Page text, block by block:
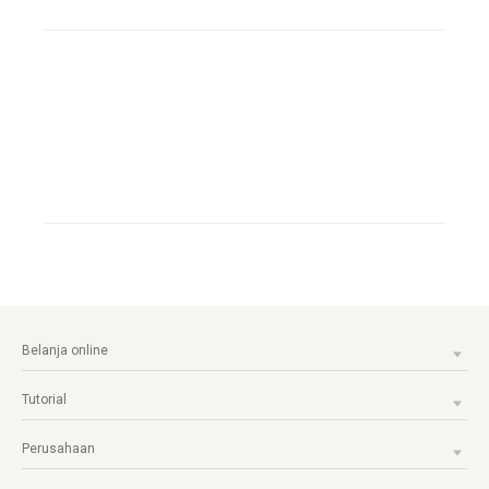
Belanja online
Tutorial
Perusahaan